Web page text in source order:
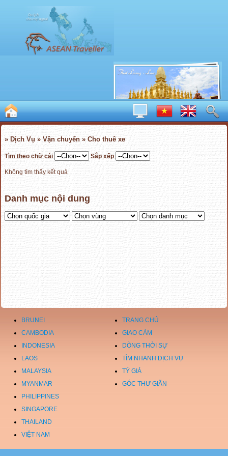
» Dịch Vụ » Vận chuyển » Cho thuê xe
Tìm theo chữ cái Sắp xếp
Không tìm thấy kết quả
Danh mục nội dung
BRUNEI
TRANG CHỦ
CAMBODIA
GIAO CẢM
INDONESIA
DÒNG THỜI SỰ
LAOS
TÌM NHANH DỊCH VỤ
MALAYSIA
TỶ GIÁ
MYANMAR
GÓC THƯ GIÃN
PHILIPPINES
SINGAPORE
THAILAND
VIỆT NAM